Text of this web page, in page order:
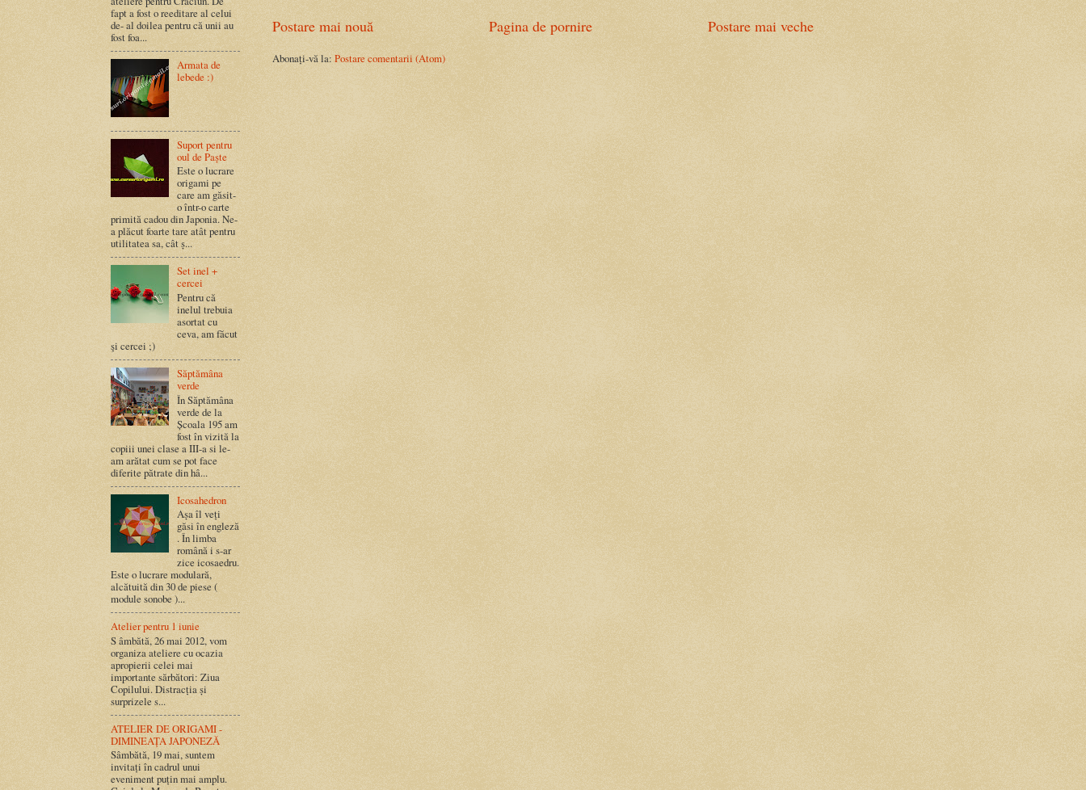
Postare mai nouă Postare mai veche
Pagina de pornire
Abonați-vă la: Postare comentarii (Atom)
fapt a fost o reeditare al celui
de- al doilea pentru că unii au
fost foa...
Armata de
lebede :)
Suport pentru
oul de Paște
Este o lucrare
origami pe
care am găsit-
o într-o carte
primită cadou din Japonia. Ne-
a plăcut foarte tare atât pentru
utilitatea sa, cât ș...
Set inel +
cercei
Pentru că
inelul trebuia
asortat cu
ceva, am făcut
şi cercei ;)
Săptămâna
verde
În Săptămâna
verde de la
Școala 195 am
fost în vizită la
copiii unei clase a III-a si le-
am arătat cum se pot face
diferite pătrate din hâ...
Icosahedron
Așa îl veți
găsi în engleză
. În limba
română i s-ar
zice icosaedru.
Este o lucrare modulară,
alcătuită din 30 de piese (
module sonobe )...
Atelier pentru 1 iunie
S âmbătă, 26 mai 2012, vom
organiza ateliere cu ocazia
apropierii celei mai
importante sărbători: Ziua
Copilului. Distracția și
surprizele s...
ATELIER DE ORIGAMI -
DIMINEAȚA JAPONEZĂ
Sâmbătă, 19 mai, suntem
invitați în cadrul unui
eveniment puțin mai amplu.